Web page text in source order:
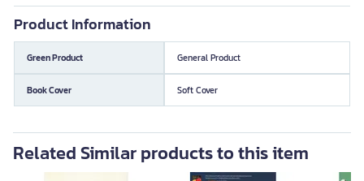
Product Information
Green Product General Product
Book Cover Soft Cover
Related Similar products to this item